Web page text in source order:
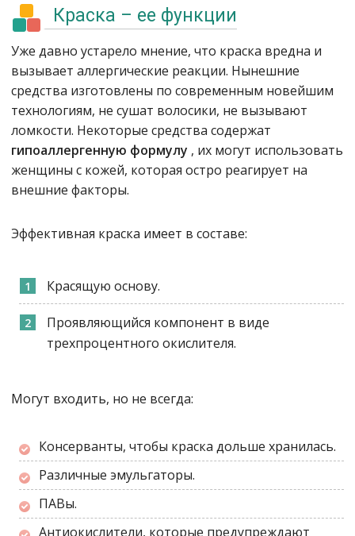
Краска – ее функции
Уже давно устарело мнение, что краска вредна и
вызывает аллергические реакции. Нынешние
средства изготовлены по современным новейшим
технологиям, не сушат волосики, не вызывают
ломкости. Некоторые средства содержат
гипоаллергенную формулу , их могут использовать
женщины с кожей, которая остро реагирует на
внешние факторы.
Эффективная краска имеет в составе:
Красящую основу.
Проявляющийся компонент в виде
трехпроцентного окислителя.
Могут входить, но не всегда:
Консерванты, чтобы краска дольше хранилась.
Различные эмульгаторы.
ПАВы.
Антиокислители, которые предупреждают